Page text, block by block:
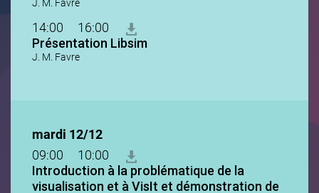
J. M. Favre
14:00
16:00
Présentation Libsim
J. M. Favre
mardi 12/12
09:00
10:00
Introduction à la problématique de la
visualisation et à VisIt et démonstration de